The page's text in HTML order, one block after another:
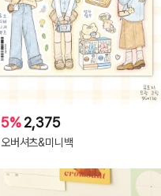
5%2,375
오버셔츠&미니백